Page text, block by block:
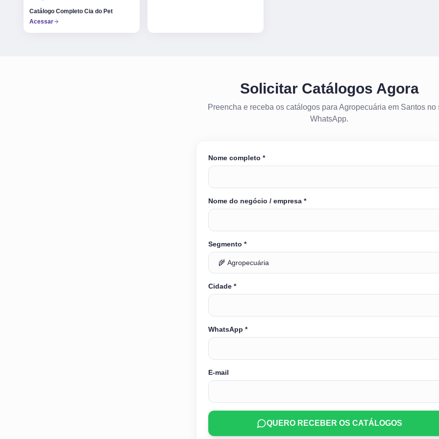
Catálogo Completo Cia do Pet
Acessar
Solicitar Catálogos Agora
Preencha e receba os catálogos para Agropecuária em Santos no
WhatsApp.
Nome completo *
Nome do negócio / empresa *
Segmento *
Cidade *
WhatsApp *
E-mail
QUERO RECEBER OS CATÁLOGOS